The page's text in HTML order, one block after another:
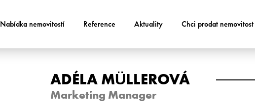
Nabídka nemovitostí Reference Aktuality Chci prodat nemovitost
ADÉLA MÜLLEROVÁ
Marketing Manager